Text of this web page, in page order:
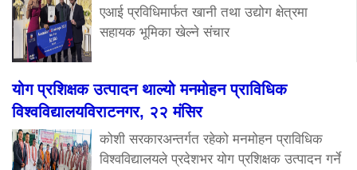
एआई प्रविधिमार्फत खानी तथा उद्योग क्षेत्रमा
सहायक भूमिका खेल्ने संचार
योग प्रशिक्षक उत्पादन थाल्यो मनमोहन प्राविधिक
विश्वविद्यालयविराटनगर, २२ मंसिर
कोशी सरकारअन्तर्गत रहेको मनमोहन प्राविधिक
विश्वविद्यालयले प्रदेशभर योग प्रशिक्षक उत्पादन गर्ने